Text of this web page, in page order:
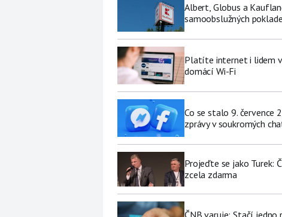
Albert, Globus a
samoobslužných
Platíte internet i lidem
domácí Wi-Fi
Co se stalo 9. července
zprávy v soukromých
Projeďte se jako Turek:
zcela zdarma
ČNB varuje: Stačí jedno